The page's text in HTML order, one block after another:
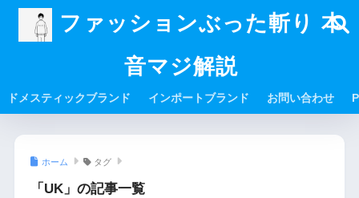
ファッションぶった斬り 本
音マジ解説
ドメスティックブランド インポートブランド お問い合わせ
ホーム タグ
「UK」の記事一覧